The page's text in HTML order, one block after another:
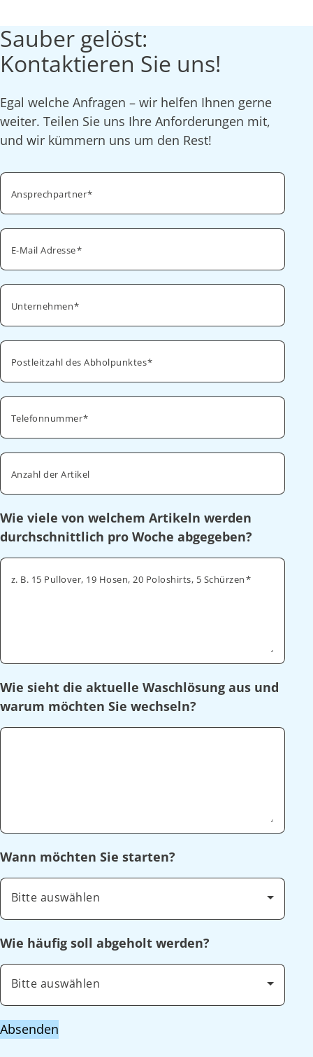
Sauber gelöst:
Kontaktieren Sie uns!
Egal welche Anfragen – wir helfen Ihnen gerne
weiter. Teilen Sie uns Ihre Anforderungen mit,
und wir kümmern uns um den Rest!
Ansprechpartner
E-Mail Adresse
Unternehmen
Postleitzahl des Abholpunktes
Telefonnummer
Anzahl der Artikel
Wie viele von welchem Artikeln werden
durchschnittlich pro Woche abgegeben?
z. B. 15 Pullover, 19 Hosen, 20 Poloshirts, 5 Schürzen
Wie sieht die aktuelle Waschlösung aus und
warum möchten Sie wechseln?
Wann möchten Sie starten?
Bitte auswählen
Wie häufig soll abgeholt werden?
Bitte auswählen
Absenden